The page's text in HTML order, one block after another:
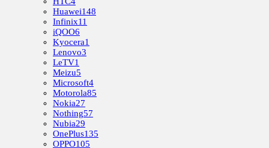
Huawei148
Infinix11
iQOO6
Kyocera1
Lenovo3
LeTV1
Meizu5
Microsoft4
Motorola85
Nokia27
Nothing57
Nubia29
OnePlus135
OPPO105